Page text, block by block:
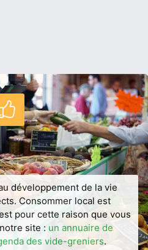
développement de la vie
Consommer local est
pour cette raison que vous
site : un annuaire de
des vide-greniers.